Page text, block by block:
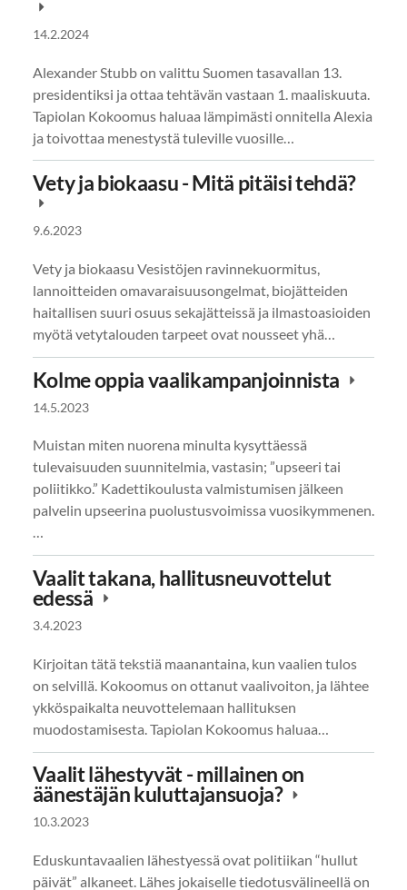
14.2.2024
Alexander Stubb on valittu Suomen tasavallan 13.
presidentiksi ja ottaa tehtävän vastaan 1. maaliskuuta.
Tapiolan Kokoomus haluaa lämpimästi onnitella Alexia
ja toivottaa menestystä tuleville vuosille…
Vety ja biokaasu - Mitä pitäisi tehdä?
9.6.2023
Vety ja biokaasu Vesistöjen ravinnekuormitus,
lannoitteiden omavaraisuusongelmat, biojätteiden
haitallisen suuri osuus sekajätteissä ja ilmastoasioiden
myötä vetytalouden tarpeet ovat nousseet yhä…
Kolme oppia vaalikampanjoinnista
14.5.2023
Muistan miten nuorena minulta kysyttäessä
tulevaisuuden suunnitelmia, vastasin; ”upseeri tai
poliitikko.” Kadettikoulusta valmistumisen jälkeen
palvelin upseerina puolustusvoimissa vuosikymmenen.
…
Vaalit takana, hallitusneuvottelut
edessä
3.4.2023
Kirjoitan tätä tekstiä maanantaina, kun vaalien tulos
on selvillä. Kokoomus on ottanut vaalivoiton, ja lähtee
ykköspaikalta neuvottelemaan hallituksen
muodostamisesta. Tapiolan Kokoomus haluaa…
Vaalit lähestyvät - millainen on
äänestäjän kuluttajansuoja?
10.3.2023
Eduskuntavaalien lähestyessä ovat politiikan “hullut
päivät” alkaneet. Lähes jokaiselle tiedotusvälineellä on